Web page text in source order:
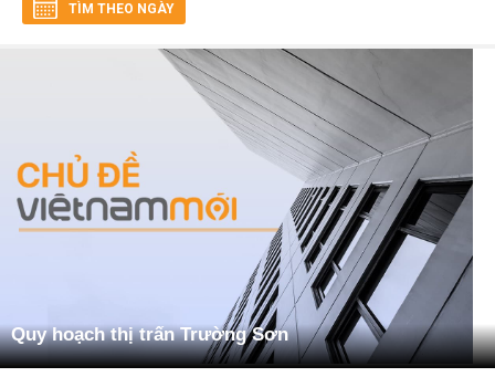
TÌM THEO NGÀY
Quy hoạch thị trấn Trường Sơn